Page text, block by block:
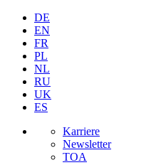
DE
EN
FR
PL
NL
RU
UK
ES
Karriere
Newsletter
TOA